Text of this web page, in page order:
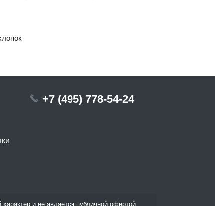
+7 (495) 778-54-24
и не является публичной офертой